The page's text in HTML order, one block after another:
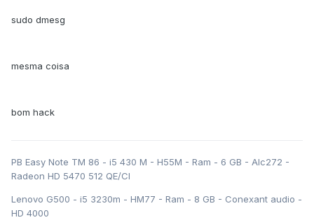
sudo dmesg
mesma coisa
bom hack
PB Easy Note TM 86 - i5 430 M - H55M - Ram - 6 GB - Alc272 -
Radeon HD 5470 512 QE/CI
Lenovo G500 - i5 3230m - HM77 - Ram - 8 GB - Conexant audio -
HD 4000